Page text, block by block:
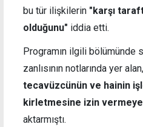
bu tür ilişkilerin "karşı
olduğunu" iddia etti.
Programın ilgili bölümünde
zanlısının notlarında yer alan,
tecavüzcünün ve hainin
kirletmesine izin
aktarmıştı.